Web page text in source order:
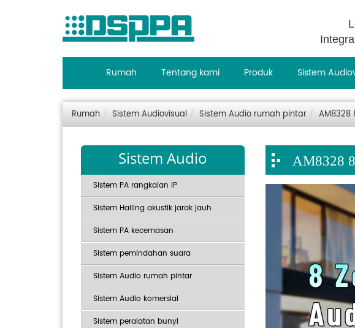
Rumah Tentang kami Produk Sistem
Rumah Sistem Audiovisual Sistem Audio rumah pintar AM8328
Sistem Audio
Sistem PA rangkaian IP
Sistem Hailing akustik jarak jauh
Sistem PA kecemasan
Sistem pemindahan suara
Sistem Audio rumah pintar
Sistem Audio komersial
Sistem peralatan bunyi
AM8328